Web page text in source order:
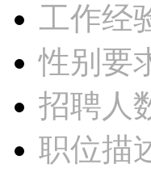
工作经
性别要
招聘人
职位描